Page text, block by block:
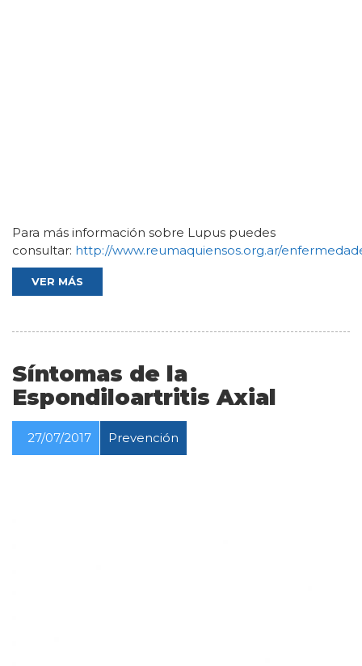
Para más información sobre Lupus puedes
consultar: http://www.reumaquiensos.org.ar/
VER MÁS
Síntomas de la
Espondiloartritis Axial
27/07/2017 Prevención